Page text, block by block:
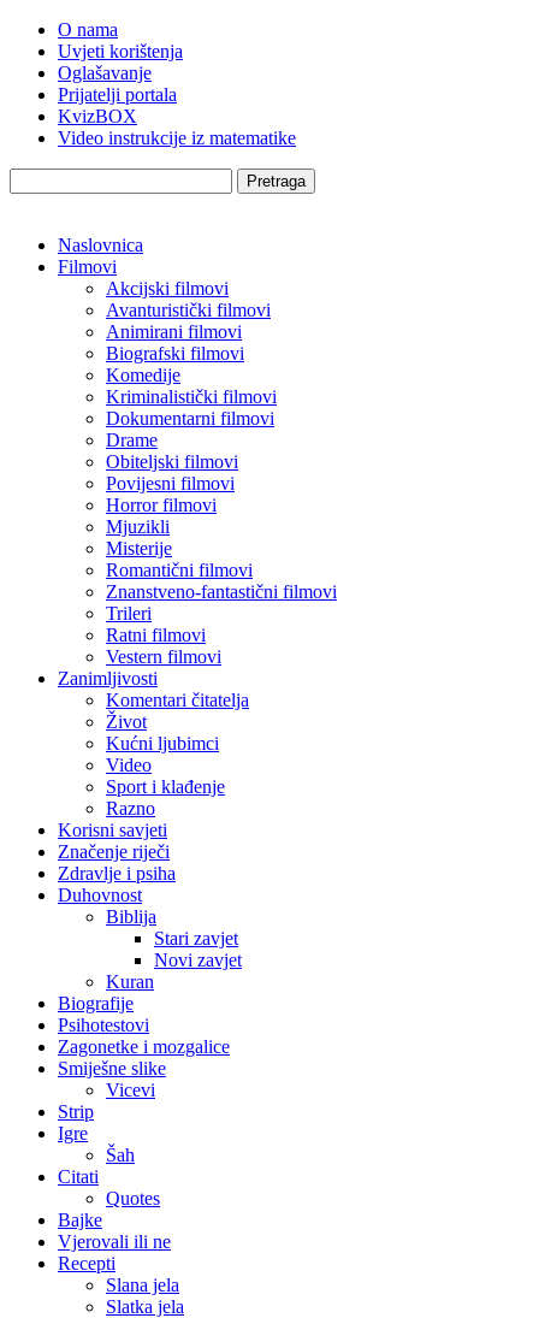
O nama
Uvjeti korištenja
Oglašavanje
Prijatelji portala
KvizBOX
Video instrukcije iz matematike
Pretraga
Naslovnica
Filmovi
Akcijski filmovi
Avanturistički filmovi
Animirani filmovi
Biografski filmovi
Komedije
Kriminalistički filmovi
Dokumentarni filmovi
Drame
Obiteljski filmovi
Povijesni filmovi
Horror filmovi
Mjuzikli
Misterije
Romantični filmovi
Znanstveno-fantastični filmovi
Trileri
Ratni filmovi
Vestern filmovi
Zanimljivosti
Komentari čitatelja
Život
Kućni ljubimci
Video
Sport i klađenje
Razno
Korisni savjeti
Značenje riječi
Zdravlje i psiha
Duhovnost
Biblija
Stari zavjet
Novi zavjet
Kuran
Biografije
Psihotestovi
Zagonetke i mozgalice
Smiješne slike
Vicevi
Strip
Igre
Šah
Citati
Quotes
Bajke
Vjerovali ili ne
Recepti
Slana jela
Slatka jela